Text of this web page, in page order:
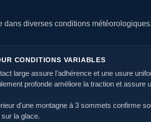
dans diverses conditions météorologiques.
CONDITIONS VARIABLES
large assure l’adhérence et une usure
profonde améliore la traction et assure
d'une montagne à 3 sommets confirme
la glace.